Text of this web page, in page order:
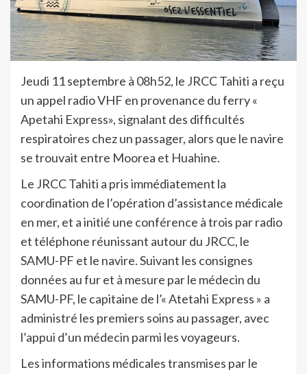
Jeudi 11 septembre à 08h52, le JRCC Tahiti a reçu
un appel radio VHF en provenance du ferry «
Apetahi Express», signalant des difficultés
respiratoires chez un passager, alors que le navire
se trouvait entre Moorea et Huahine.
Le JRCC Tahiti a pris immédiatement la
coordination de l’opération d’assistance médicale
en mer, et a initié une conférence à trois par radio
et téléphone réunissant autour du JRCC, le
SAMU-PF et le navire. Suivant les consignes
données au fur et à mesure par le médecin du
SAMU-PF, le capitaine de l’« Atetahi Express » a
administré les premiers soins au passager, avec
l’appui d’un médecin parmi les voyageurs.
Les informations médicales transmises par le